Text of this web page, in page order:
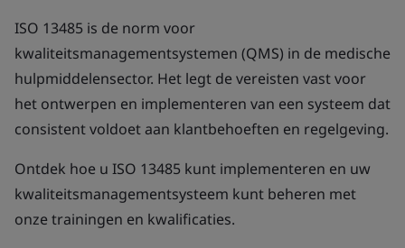
ISO 13485 is de norm voor
kwaliteitsmanagementsystemen (QMS) in de medische
hulpmiddelensector. Het legt de vereisten vast voor
het ontwerpen en implementeren van een systeem dat
consistent voldoet aan klantbehoeften en regelgeving.
Ontdek hoe u ISO 13485 kunt implementeren en uw
kwaliteitsmanagementsysteem kunt beheren met
onze trainingen en kwalificaties.